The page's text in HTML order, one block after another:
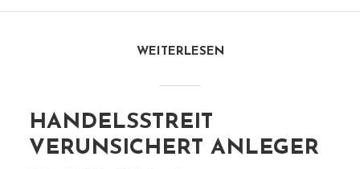
WEITERLESEN
HANDELSSTREIT
VERUNSICHERT ANLEGER